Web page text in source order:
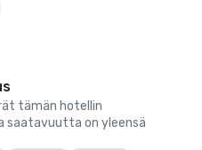
tämän hotellin
saatavuutta on yleensä